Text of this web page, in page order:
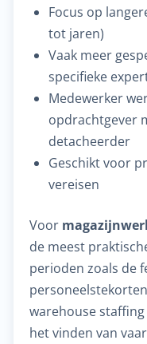
Focus op
tot jaren)
Vaak meer
specifieke
Medewerker
opdrachtgever
detacheerder
Geschikt voor
vereisen
Voor
de meest
perioden zoals de
warehouse
het vinden van